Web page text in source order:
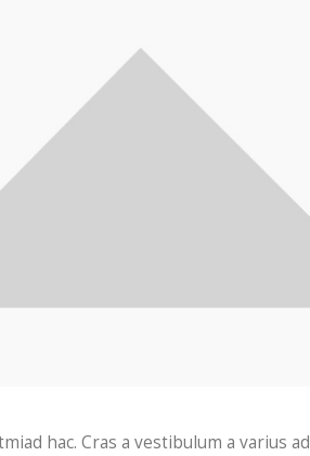
hac. Cras a vestibulum a varius